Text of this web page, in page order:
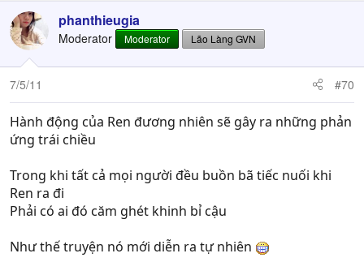
phanthieugia
Moderator Moderator Lão Làng GVN
7/5/11 #70
Hành động của Ren đương nhiên sẽ gây ra những phản
ứng trái chiều
Trong khi tất cả mọi người đều buồn bã tiếc nuối khi
Ren ra đi
Phải có ai đó căm ghét khinh bỉ cậu
Như thế truyện nó mới diễn ra tự nhiên